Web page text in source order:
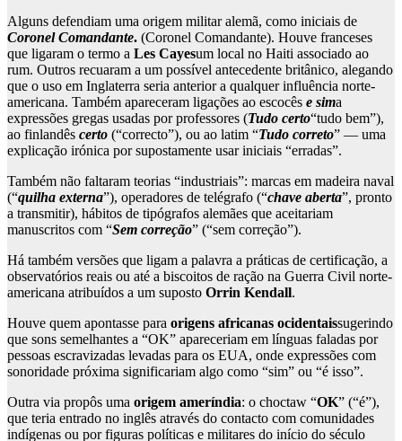
Alguns defendiam uma origem militar alemã, como iniciais de
Coronel Comandante. (Coronel Comandante). Houve franceses
que ligaram o termo a Les Cayesum local no Haiti associado ao
rum. Outros recuaram a um possível antecedente britânico, alegando
que o uso em Inglaterra seria anterior a qualquer influência norte-
americana. Também apareceram ligações ao escocês e sima
expressões gregas usadas por professores (Tudo certo“tudo bem”),
ao finlandês certo (“correcto”), ou ao latim “Tudo correto” — uma
explicação irónica por supostamente usar iniciais “erradas”.
Também não faltaram teorias “industriais”: marcas em madeira naval
(“quilha externa”), operadores de telégrafo (“chave aberta”, pronto
a transmitir), hábitos de tipógrafos alemães que aceitariam
manuscritos com “Sem correção” (“sem correção”).
Há também versões que ligam a palavra a práticas de certificação, a
observatórios reais ou até a biscoitos de ração na Guerra Civil norte-
americana atribuídos a um suposto Orrin Kendall.
Houve quem apontasse para origens africanas ocidentaissugerindo
que sons semelhantes a “OK” apareceriam em línguas faladas por
pessoas escravizadas levadas para os EUA, onde expressões com
sonoridade próxima significariam algo como “sim” ou “é isso”.
Outra via propôs uma origem ameríndia: o choctaw “OK” (“é”),
que teria entrado no inglês através do contacto com comunidades
indígenas ou por figuras políticas e militares do início do século